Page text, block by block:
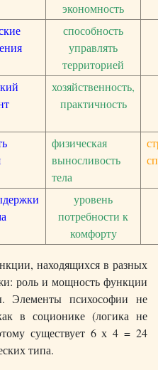
экономность
способность
управлять
территорией
хозяйственность,
практичность
физическая
выносливость
тела
уровень
потребности к
комфорту
находящихся в разных
роль и мощность функции
Элементы психософии не
в соционике (логика не
существует 6 х 4 = 24
типа.